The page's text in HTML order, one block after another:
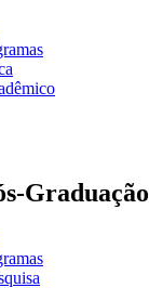
Graduação